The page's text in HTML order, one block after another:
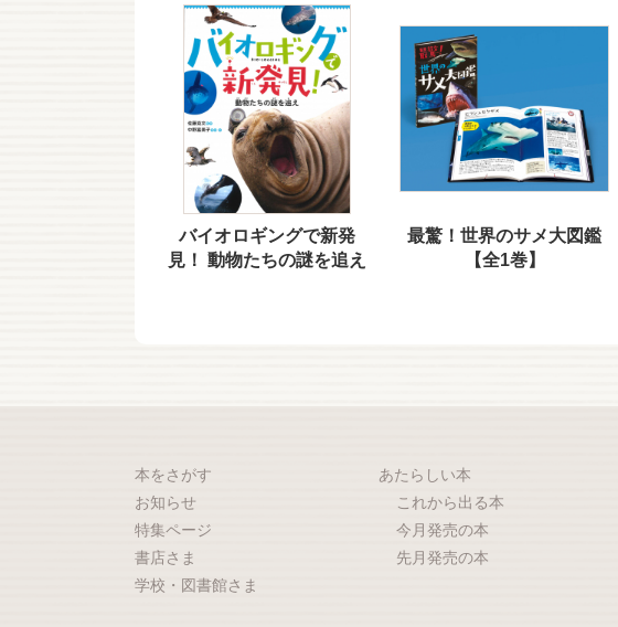
バイオロギングで新発
見！ 動物たちの謎を追え
最驚！世界のサメ大図鑑
【全1巻】
本をさがす
お知らせ
特集ページ
書店さま
学校・図書館さま
あたらしい本
これから出る本
今月発売の本
先月発売の本